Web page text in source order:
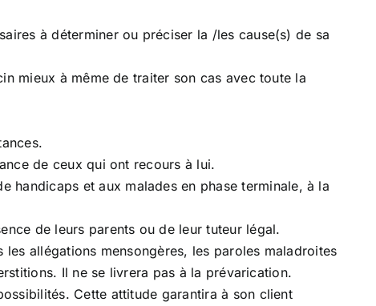
à déterminer ou préciser la /les cause(s) de sa
mieux à même de traiter son cas avec toute la
de ceux qui ont recours à lui.
handicaps et aux malades en phase terminale, à la
de leurs parents ou de leur tuteur légal.
allégations mensongères, les paroles maladroites
Il ne se livrera pas à la prévarication.
Cette attitude garantira à son client